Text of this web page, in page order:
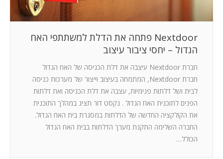
Nextdoor פתחה את הדלת למשתתפי האח
הגדול – יחסי ציבור עיצוב
חברת Nextdoor עיצבה את דלת הכניסה של האח הגדול
חברת Nextdoor, המתמחה בעיצוב וייצור של מערכות כניסה
לבית ושל דלתות פנימיות, עצבה את דלת הכניסה ואת דלתות
הפנים לתוכנית האח הגדול . נקסט דור תציג במהלך התוכנית
את הקולקציה החדשה של הדלתות במסגרת בית האח הגדול.
החברה השלימה התקנת מערך הדלתות בבית האח הגדול
הכולל…